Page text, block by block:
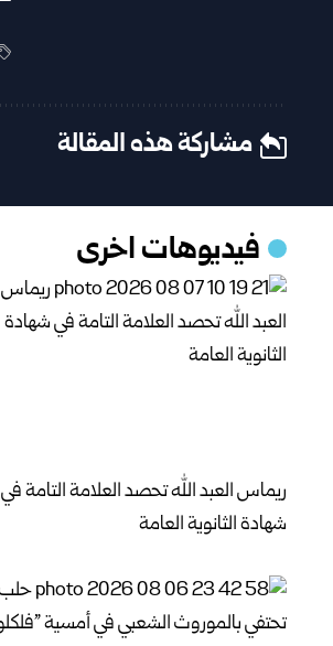
مشاركة هذه المقالة
فيديوهات اخرى
ريماس العبد الله تحصد العلامة التامة في
شهادة الثانوية العامة